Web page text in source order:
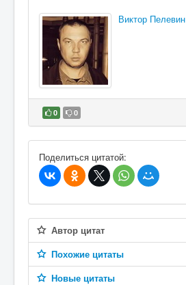
Виктор Пелевин
0 0
В избранное
Поделиться цитатой:
Автор цитат
Похожие цитаты
Новые цитаты